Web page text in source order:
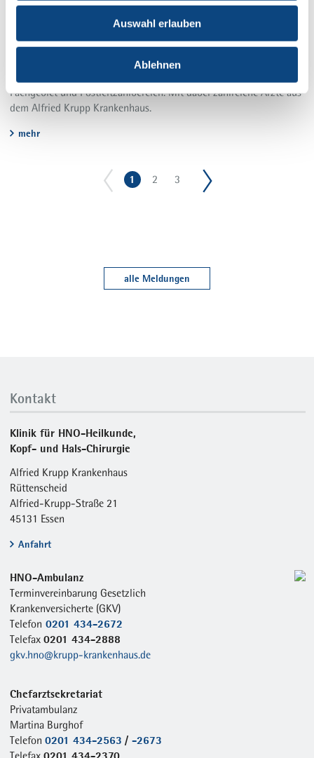
Auswahl erlauben
Ablehnen
09.06.2022
Essen: Top-Ärzte in Ihrer
Nähe
Sie suchen einen herausragenden Arzt in Essen? Jedes Jahr listet
Fachgebiet und Postleitzahlbereich. Mit dabei zahlreiche Ärzte aus
dem Alfried Krupp Krankenhaus.
mehr
1 2 3
alle Meldungen
Kontakt
Klinik für HNO-Heilkunde,
Kopf- und Hals-Chirurgie
Alfried Krupp Krankenhaus
Rüttenscheid
Alfried-Krupp-Straße 21
45131 Essen
Anfahrt
HNO-Ambulanz
Terminvereinbarung Gesetzlich
Krankenversicherte (GKV)
Telefon 0201 434-2672
Telefax0201 434-2888
gkv.hno@krupp-krankenhaus.de
Chefarztsekretariat
Privatambulanz
Martina Burghof
Telefon0201 434-2563 /-2673